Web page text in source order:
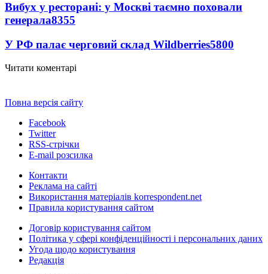
Вибух у ресторані: у Москві таємно поховали
генерала8355
У РФ палає черговий склад Wildberries5800
Читати коментарі
Повна версія сайту
Facebook
Twitter
RSS-стрічки
E-mail розсилка
Контакти
Реклама на сайті
Використання матеріалів korrespondent.net
Правила користування сайтом
Договір користування сайтом
Політика у сфері конфіденційності і персональних даних
Угода щодо користування
Редакція